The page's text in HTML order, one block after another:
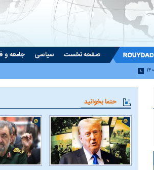
صفحه نخست سیاسی جامعه و
حتما بخوانید